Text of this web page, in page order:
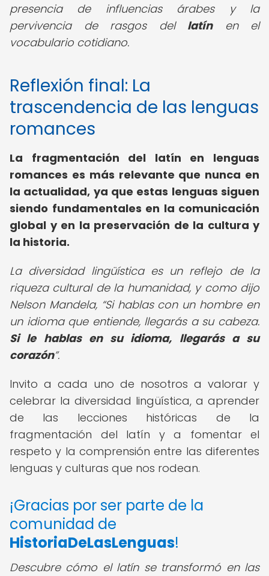
presencia de influencias árabes y la
pervivencia de rasgos del latínen el
vocabulario cotidiano.
Reflexión final: La
trascendencia de las lenguas
romances
La fragmentación del latín en lenguas
romances es más relevante que nunca en
la actualidad, ya que estas lenguas siguen
siendo fundamentales en la comunicación
global y en la preservación de la cultura y
la historia.
La diversidad lingüística es un reflejo de la
riqueza cultural de la humanidad, y como dijo
Nelson Mandela, Si hablas con un hombre en
un idioma que entiende, llegarás a su cabeza.
Si le hablas en su idioma, llegarás a su
corazón .
Invito a cada uno de nosotros a valorar y
celebrar la diversidad lingüística, a aprender
de las lecciones históricas de la
fragmentación del latín y a fomentar el
respeto y la comprensión entre las diferentes
lenguas y culturas que nos rodean.
¡Gracias por ser parte de la
comunidad de
HistoriaDeLasLenguas!
Descubre cómo el latín se transformó en las